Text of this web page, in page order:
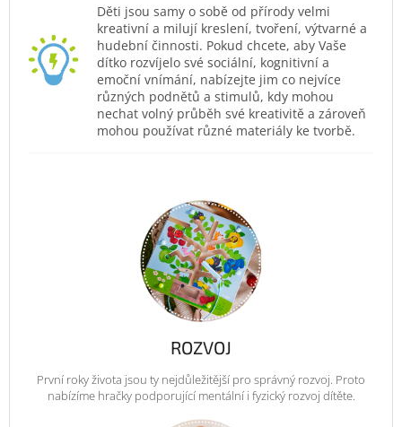
Děti jsou samy o sobě od přírody velmi
kreativní a milují kreslení, tvoření, výtvarné a
hudební činnosti. Pokud chcete, aby Vaše
dítko rozvíjelo své sociální, kognitivní a
emoční vnímání, nabízejte jim co nejvíce
různých podnětů a stimulů, kdy mohou
nechat volný průběh své kreativitě a zároveň
mohou používat různé materiály ke tvorbě.
ROZVOJ
První roky života jsou ty nejdůležitější pro správný rozvoj. Proto
nabízíme hračky podporující mentální i fyzický rozvoj dítěte.